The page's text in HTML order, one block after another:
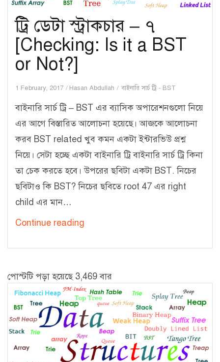
Reverse
order]
ট্রি ডেটা স্ট্রাকচার – ৭
[Checking: Is it a BST
or Not?]
1 February, 2017 Hasan Abdullah বাইনারি সার্চ ট্রি - BST
বাইনারি সার্চ ট্রি – BST এর ব্যাসিক অপারেশনগুলো নিয়ে
এর আগে বিস্তারিত আলোচনা হয়েছে। আজকে আলোচনা
করব BST related খুব কমন একটা ইন্টারভিউ প্রশ্ন
নিয়ে। সেটা হচ্ছে একটা বাইনারি ট্রি বাইনারি সার্চ ট্রি কিনা
তা চেক করতে হবে। উপরের ছবিটা একটা BST. নিচের
ছবিটাও কি BST? নিচের ছবিতে root 47 এর right
child এর মান…
Continue reading
৭
[Checking:
Is
it
a
পোস্টটি পড়া হয়েছে 3,469 বার